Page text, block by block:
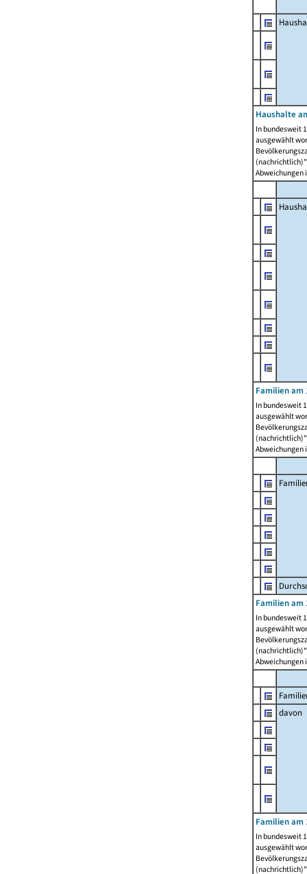
Haushalte
In bundesweit
ausgewählt
Abweichungen
Familien am
In bundesweit
ausgewählt
Abweichungen
Familien am
In bundesweit
ausgewählt
Abweichungen
davon
Familien am
In bundesweit
ausgewählt